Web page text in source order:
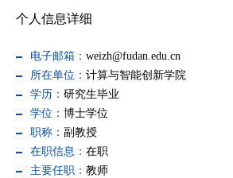
个人信息详细
电子邮箱： weizh@fudan.edu.cn
所在单位： 计算与智能创新学院
学历： 研究生毕业
学位： 博士学位
职称： 副教授
在职信息： 在职
主要任职： 教师